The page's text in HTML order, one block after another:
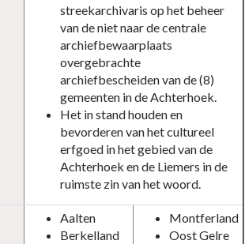
streekarchivaris op het beheer
van de niet naar de centrale
archiefbewaarplaats
overgebrachte
archiefbescheiden van de (8)
gemeenten in de Achterhoek.
Het in stand houden en
bevorderen van het cultureel
erfgoed in het gebied van de
Achterhoek en de Liemers in de
ruimste zin van het woord.
Aalten
Berkelland
Montferland
Oost Gelre